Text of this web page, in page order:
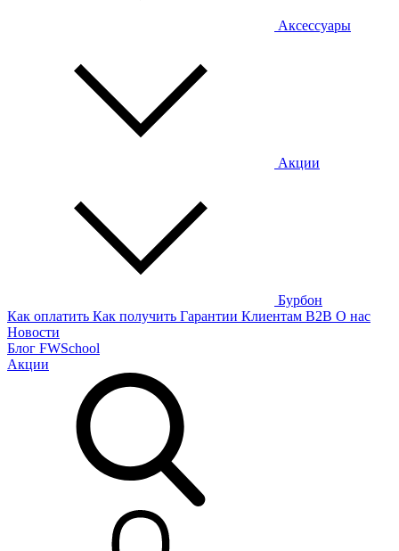
Аксессуары
Акции
Бурбон
Как оплатить Как получить Гарантии Клиентам B2B О нас
Новости
Блог FWSchool
Акции